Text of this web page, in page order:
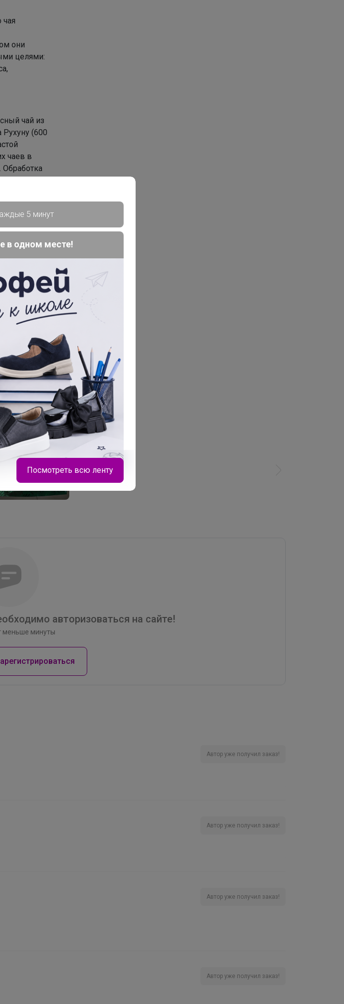
чая
они
целями:
чай из
Рухуну (600
чаев в
Обработка
чай,
пороха.
и
был
Жичжу
еще со
каноне»
мягкие
с
авторизоваться на сайте!
меньше минуты
Автор уже получил заказ!
Автор уже получил заказ!
Автор уже получил заказ!
Автор уже получил заказ!
5 минут
в одном месте!
Посмотреть всю ленту